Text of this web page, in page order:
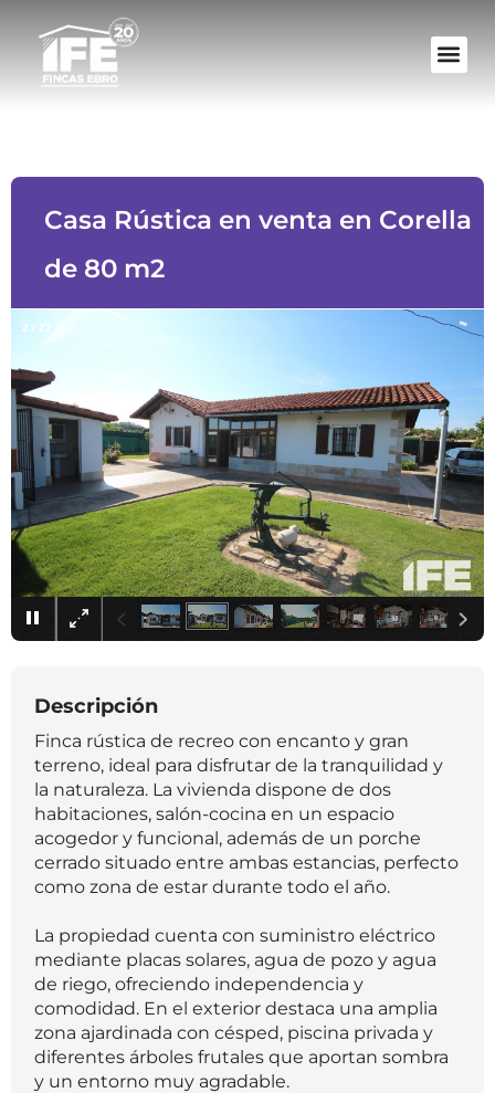
Casa Rústica en venta en Corella
de 80 m2
×
2 / 27
Descripción
Finca rústica de recreo con encanto y gran
terreno, ideal para disfrutar de la tranquilidad y
la naturaleza. La vivienda dispone de dos
habitaciones, salón-cocina en un espacio
acogedor y funcional, además de un porche
cerrado situado entre ambas estancias, perfecto
como zona de estar durante todo el año.
La propiedad cuenta con suministro eléctrico
mediante placas solares, agua de pozo y agua
de riego, ofreciendo independencia y
comodidad. En el exterior destaca una amplia
zona ajardinada con césped, piscina privada y
diferentes árboles frutales que aportan sombra
y un entorno muy agradable.